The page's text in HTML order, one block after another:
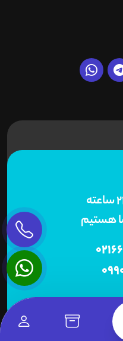
هستیم